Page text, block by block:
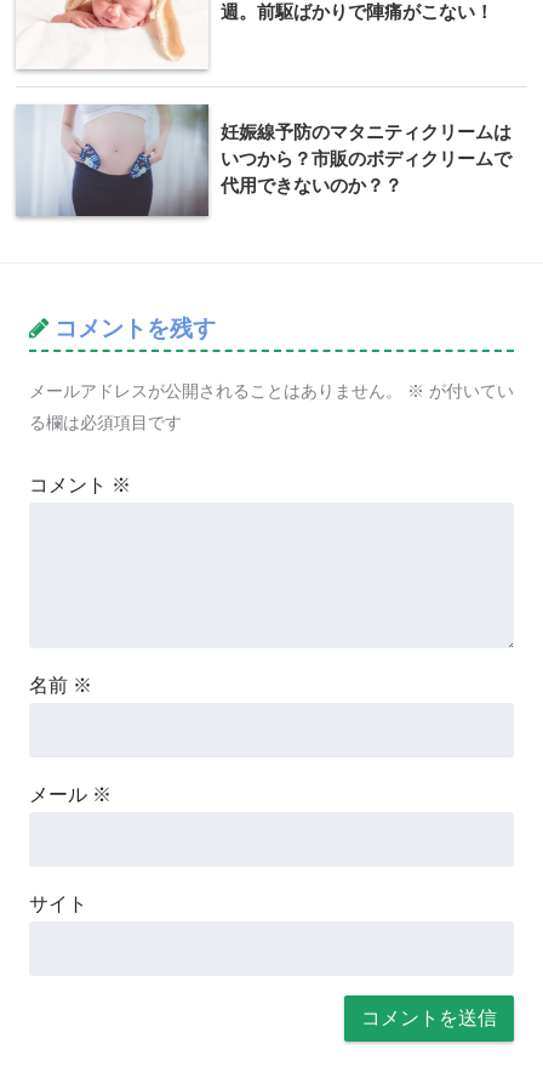
週。前駆ばかりで陣痛がこない！
妊娠線予防のマタニティクリームは
いつから？市販のボディクリームで
代用できないのか？？
コメントを残す
メールアドレスが公開されることはありません。 ※ が付いてい
る欄は必須項目です
コメント ※
名前 ※
メール ※
サイト